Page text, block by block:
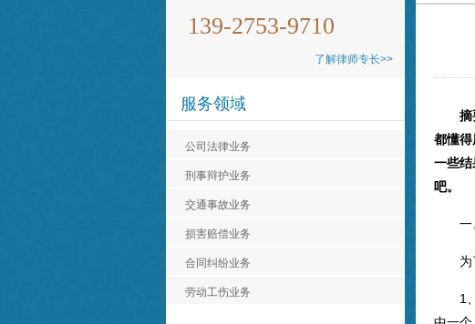
139-2753-9710
了解律师专长>>
服务领域
公司法律业务
刑事辩护业务
交通事故业务
损害赔偿业务
合同纠纷业务
劳动工伤业务
摘要
都懂
一些
吧。
一、
为了
1、